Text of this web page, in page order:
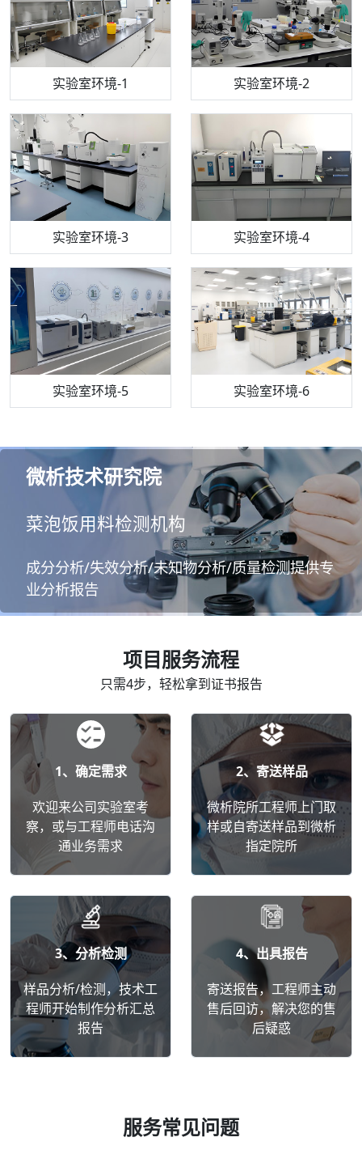
实验室环境-1 实验室环境-2
实验室环境-3 实验室环境-4
实验室环境-5 实验室环境-6
机构质检技术员-1 机构质检技术员-2
机构质检技术员-3 机构质检技术员-4
机构质检技术员-5 机构质检技术员-6
步入式恒温恒湿试验箱 电感耦合等离子体光谱仪
高效液相色谱仪 流式细胞仪
气相色谱仪 万能力学试验仪
微析技术研究院
菜泡饭用料检测机构
成分分析/失效分析/未知物分析/质量检测提供专
业分析报告
项目服务流程
只需4步，轻松拿到证书报告
1、确定需求
欢迎来公司实验室考
察，或与工程师电话沟
通业务需求
2、寄送样品
微析院所工程师上门取
样或自寄送样品到微析
指定院所
3、分析检测
样品分析/检测，技术工
程师开始制作分析汇总
报告
4、出具报告
寄送报告，工程师主动
售后回访，解决您的售
后疑惑
服务常见问题